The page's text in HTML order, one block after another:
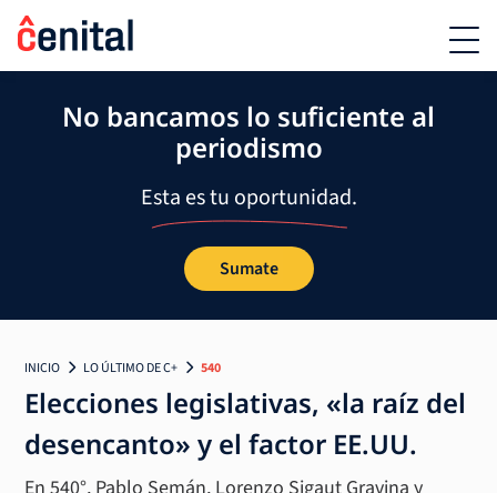
No bancamos lo suficiente al
periodismo
Esta es tu oportunidad.
Sumate
INICIO LO ÚLTIMO DE C+ 540
Elecciones legislativas, «la raíz del
desencanto» y el factor EE.UU.